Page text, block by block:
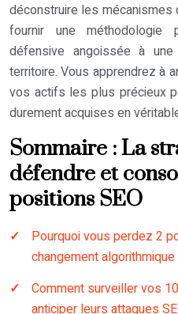
déconstruire les mécanismes
fournir une méthodologie
défensive angoissée à
territoire. Vous apprendrez à
vos actifs les plus précieux
durement acquises en
Sommaire : La
défendre et
positions SEO
Pourquoi vous perdez 2
changement
Comment surveiller vos
anticiper leurs attaques